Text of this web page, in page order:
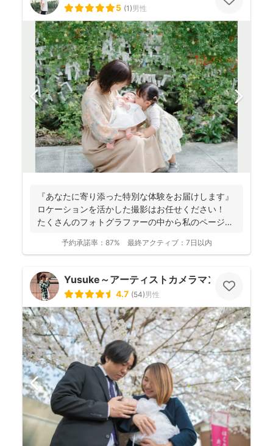
5 (1)男性
『あなたに寄り添った特別な体験をお届けします』
ロケーションを活かした撮影はお任せください！
たくさんのフォトグラファーの中から私のページに
予約承諾率： 87% 最終アクティブ： 7日以内
Yusuke～アーティストカメラマン
4.7 (54)男性